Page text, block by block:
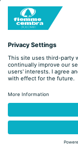
Capitale Sociale:
COOKIES IMPRINT